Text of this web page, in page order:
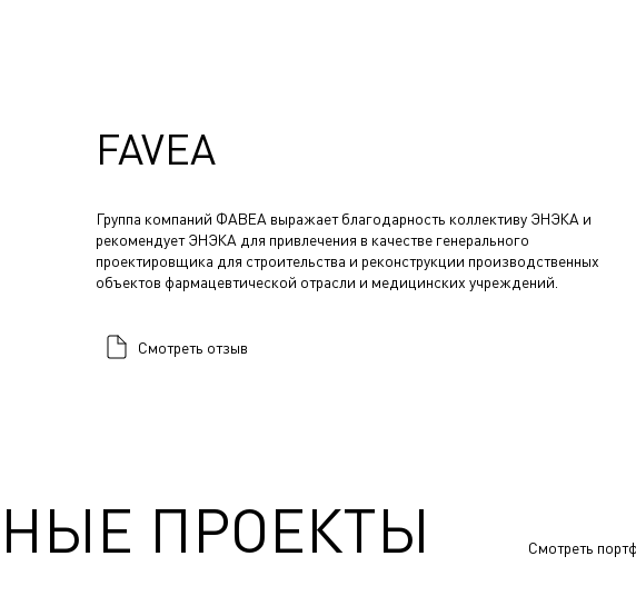
FAVEA
Группа компаний ФАВЕА выражает благодарность коллективу ЭНЭКА и
рекомендует ЭНЭКА для привлечения в качестве генерального
проектировщика для строительства и реконструкции производственных
объектов фармацевтической отрасли и медицинских учреждений.
Смотреть отзыв
ПРОЕКТЫ Смотреть